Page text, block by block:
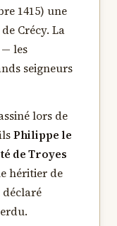
1415) une
Crécy. La
— les
seigneurs
lors de
Philippe le
de Troyes
héritier de
déclaré